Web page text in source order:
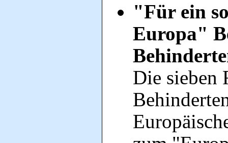
"Für ein
Europa"
Die sieben